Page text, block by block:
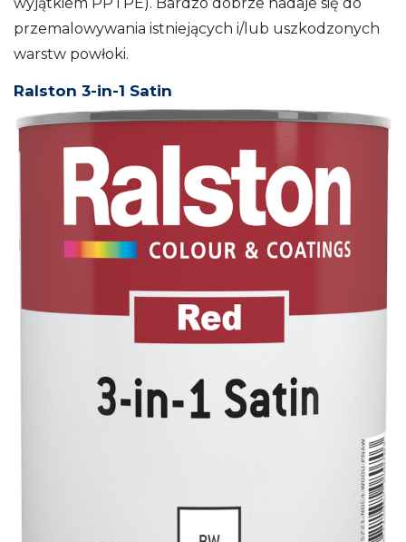
przemalowywania istniejących i/lub uszkodzonych
warstw powłoki.
Ralston 3-in-1 Satin